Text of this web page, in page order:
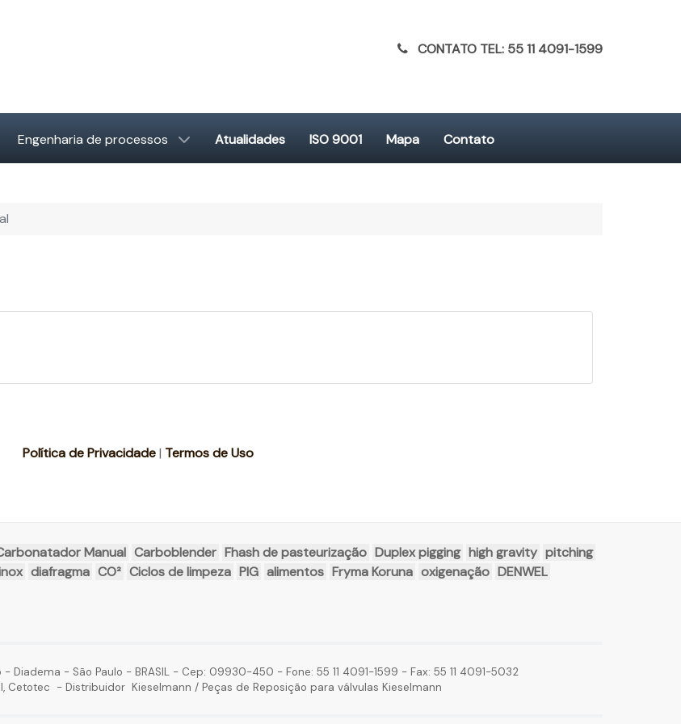
CONTATO TEL: 55 11 4091-1599
Engenharia de processos Atualidades ISO 9001 Mapa Contato
Política de Privacidade| Termos de Uso
Manual Carboblender Fhash de pasteurização Duplex pigging high gravity pitching
diafragma CO² Ciclos de limpeza PIG alimentos Fryma Koruna oxigenação DENWEL
Diadema - São Paulo - BRASIL - Cep: 09930-450 - Fone: 55 11 4091-1599 - Fax: 55 11 4091-5032
Cetotec - Distribuidor Kieselmann / Peças de Reposição para válvulas Kieselmann